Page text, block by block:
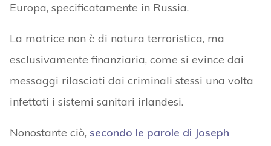
Europa, specificatamente in Russia.
La matrice non è di natura terroristica, ma
esclusivamente finanziaria, come si evince dai
messaggi rilasciati dai criminali stessi una volta
infettati i sistemi sanitari irlandesi.
Nonostante ciò, secondo le parole di Joseph